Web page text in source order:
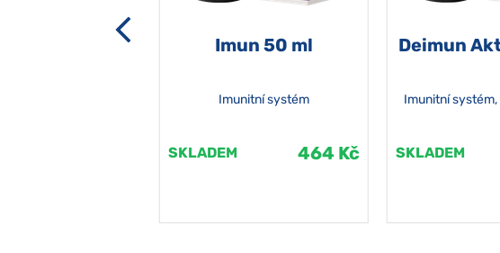
Imun 50 ml
Imunitní systém
SKLADEM 464 Kč
Deimun
Imunitní
SKLADEM